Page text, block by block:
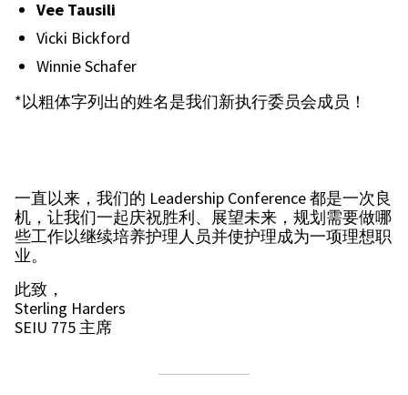
Vee Tausili
Vicki Bickford
Winnie Schafer
*以粗体字列出的姓名是我们新执行委员会成员！
一直以来，我们的 Leadership Conference 都是一次良
机，让我们一起庆祝胜利、展望未来，规划需要做哪
些工作以继续培养护理人员并使护理成为一项理想职
业。
此致，
Sterling Harders
SEIU 775 主席